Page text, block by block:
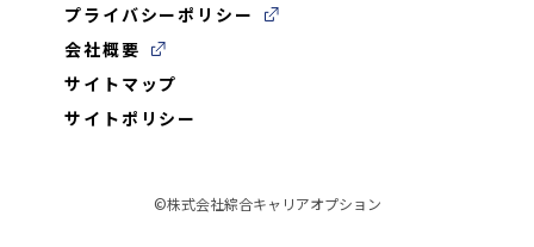
プライバシーポリシー
会社概要
サイトマップ
サイトポリシー
©株式会社綜合キャリアオプション